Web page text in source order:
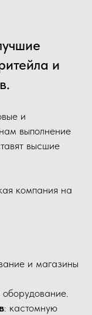
и
и
выполнение
высшие
компания на
и магазины
: кастомную